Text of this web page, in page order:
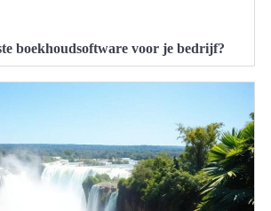
boekhoudsoftware voor je bedrijf?